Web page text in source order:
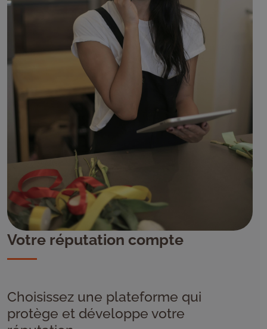
Votre réputation compte
Choisissez une plateforme qui
protège et développe votre